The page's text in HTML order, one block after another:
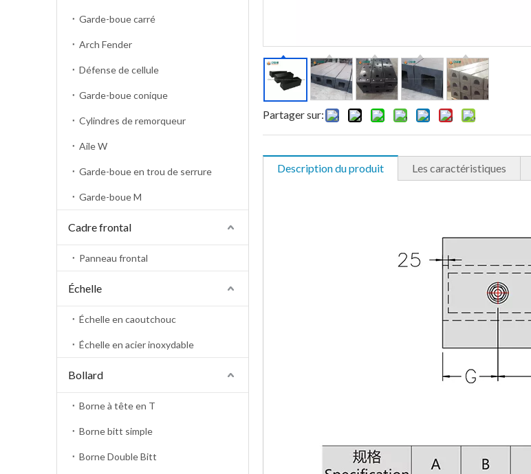
Garde-boue carré
Arch Fender
Défense de cellule
Garde-boue conique
Cylindres de remorqueur
Aile W
Garde-boue en trou de serrure
Garde-boue M
Cadre frontal
Panneau frontal
Échelle
Échelle en caoutchouc
Échelle en acier inoxydable
Bollard
Borne à tête en T
Borne bitt simple
Borne Double Bitt
Partager sur:
Description du produit Les caractéristiques